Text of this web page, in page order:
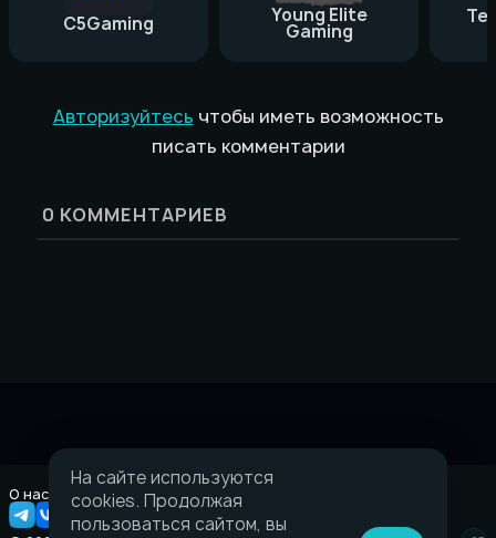
C5Gaming Young Elite
Gaming
Авторизуйтесь чтобы иметь возможность
писать комментарии
0 КОММЕНТАРИЕВ
О нас Правовая информация
На сайте используются
cookies. Продолжая
пользоваться сайтом, вы